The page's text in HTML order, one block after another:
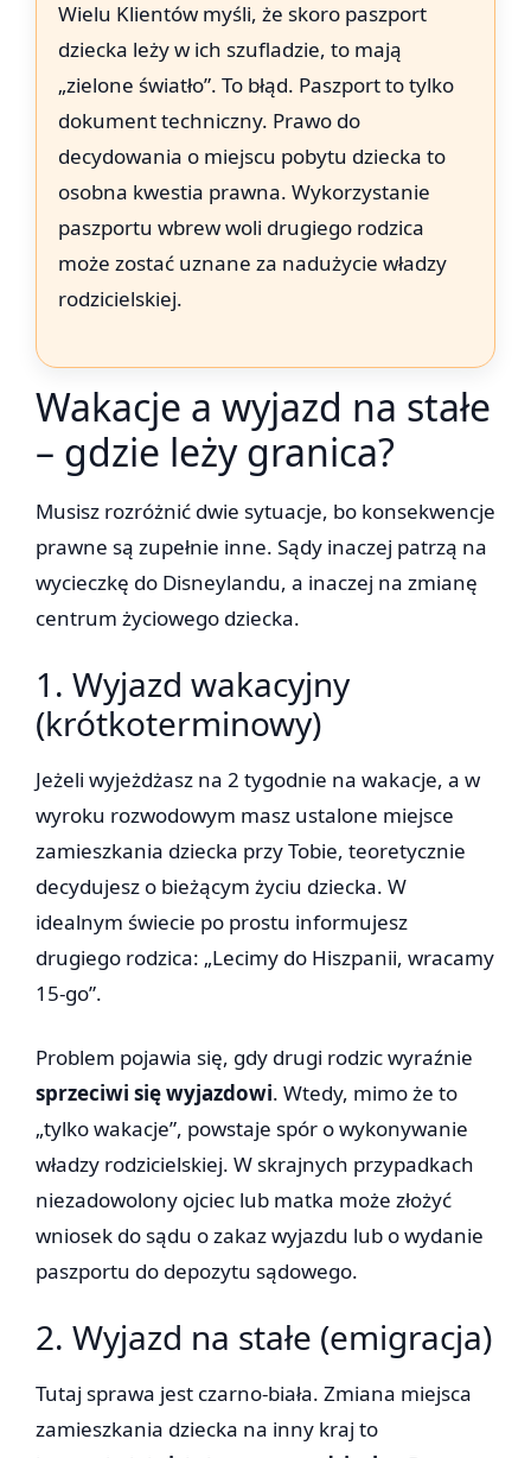
Wielu Klientów myśli, że skoro paszport
dziecka leży w ich szufladzie, to mają
„zielone światło”. To błąd. Paszport to tylko
dokument techniczny. Prawo do
decydowania o miejscu pobytu dziecka to
osobna kwestia prawna. Wykorzystanie
paszportu wbrew woli drugiego rodzica
może zostać uznane za nadużycie władzy
rodzicielskiej.
Wakacje a wyjazd na stałe
– gdzie leży granica?
Musisz rozróżnić dwie sytuacje, bo konsekwencje
prawne są zupełnie inne. Sądy inaczej patrzą na
wycieczkę do Disneylandu, a inaczej na zmianę
centrum życiowego dziecka.
1. Wyjazd wakacyjny
(krótkoterminowy)
Jeżeli wyjeżdżasz na 2 tygodnie na wakacje, a w
wyroku rozwodowym masz ustalone miejsce
zamieszkania dziecka przy Tobie, teoretycznie
decydujesz o bieżącym życiu dziecka. W
idealnym świecie po prostu informujesz
drugiego rodzica: „Lecimy do Hiszpanii, wracamy
15-go”.
Problem pojawia się, gdy drugi rodzic wyraźnie
sprzeciwi się wyjazdowi. Wtedy, mimo że to
„tylko wakacje”, powstaje spór o wykonywanie
władzy rodzicielskiej. W skrajnych przypadkach
niezadowolony ojciec lub matka może złożyć
wniosek do sądu o zakaz wyjazdu lub o wydanie
paszportu do depozytu sądowego.
2. Wyjazd na stałe (emigracja)
Tutaj sprawa jest czarno-biała. Zmiana miejsca
zamieszkania dziecka na inny kraj to